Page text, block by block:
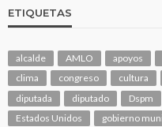
ETIQUETAS
alcalde AMLO apoyos
clima
congreso cultura
diputada
diputado Dspm
Estados Unidos
gobierno